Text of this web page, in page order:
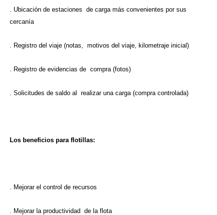
. Ubicación de estaciones de carga más convenientes por sus
cercanía
. Registro del viaje (notas, motivos del viaje, kilometraje inicial)
. Registro de evidencias de compra (fotos)
. Solicitudes de saldo al realizar una carga (compra controlada)
Los beneficios para flotillas:
. Mejorar el control de recursos
. Mejorar la productividad de la flota